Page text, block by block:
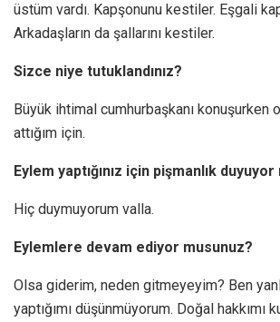
üstüm vardı. Kapşonunu kestiler. Eşgali
Arkadaşların da şallarını kestiler.
Sizce niye tutuklandınız?
Büyük ihtimal cumhurbaşkanı konuşurken
attığım için.
Eylem yaptığınız için pişmanlık
Hiç duymuyorum valla.
Eylemlere devam ediyor musunuz?
Olsa giderim, neden gitmeyeyim? Ben
yaptığımı düşünmüyorum. Doğal hakkımı